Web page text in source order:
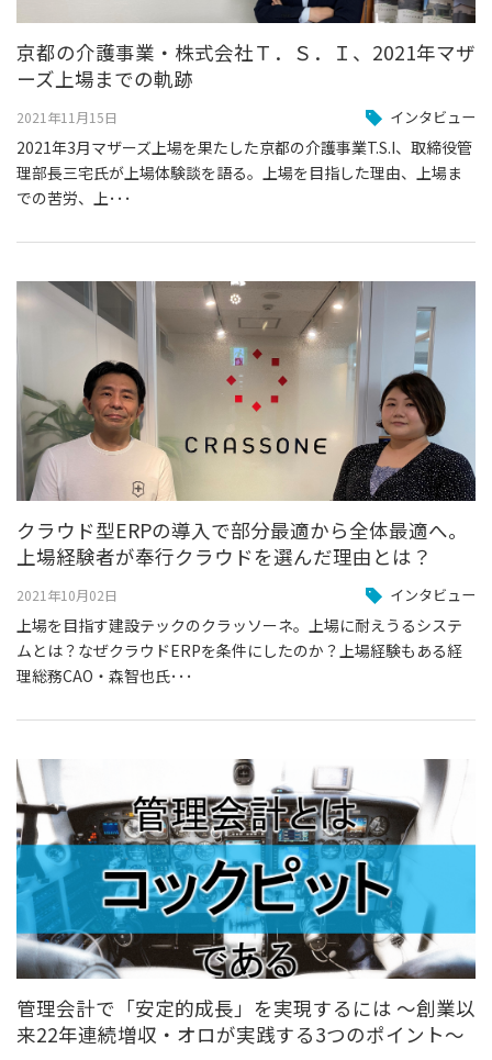
京都の介護事業・株式会社Ｔ．Ｓ．Ｉ、2021年マザ
ーズ上場までの軌跡
2021年11月15日 インタビュー
2021年3月マザーズ上場を果たした京都の介護事業T.S.I、取締役管
理部長三宅氏が上場体験談を語る。上場を目指した理由、上場ま
での苦労、上･･･
クラウド型ERPの導入で部分最適から全体最適へ。
上場経験者が奉行クラウドを選んだ理由とは？
2021年10月02日 インタビュー
上場を目指す建設テックのクラッソーネ。上場に耐えうるシステ
ムとは？なぜクラウドERPを条件にしたのか？上場経験もある経
理総務CAO・森智也氏･･･
管理会計で「安定的成長」を実現するには ～創業以
来22年連続増収・オロが実践する3つのポイント～